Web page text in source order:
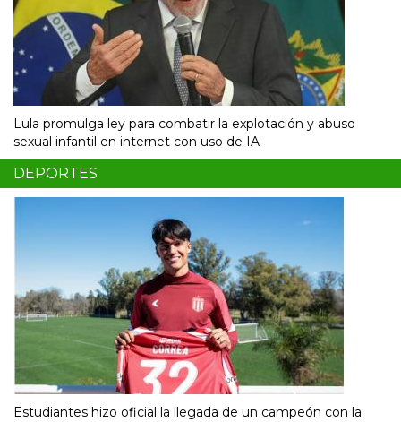
Lula promulga ley para combatir la explotación y abuso
sexual infantil en internet con uso de IA
DEPORTES
Estudiantes hizo oficial la llegada de un campeón con la